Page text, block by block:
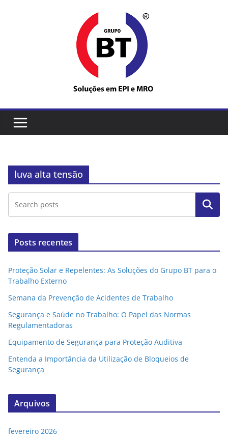
luva alta tensão
Pesquisar
Posts recentes
Proteção Solar e Repelentes: As Soluções do Grupo BT para o
Trabalho Externo
Semana da Prevenção de Acidentes de Trabalho
Segurança e Saúde no Trabalho: O Papel das Normas
Regulamentadoras
Equipamento de Segurança para Proteção Auditiva
Entenda a Importância da Utilização de Bloqueios de
Segurança
Arquivos
fevereiro 2026